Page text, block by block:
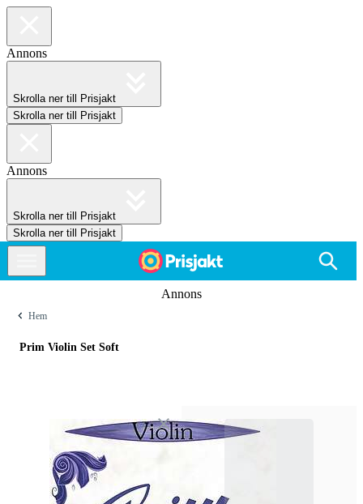
Annons
Skrolla ner till Prisjakt
Skrolla ner till Prisjakt
Annons
Skrolla ner till Prisjakt
Skrolla ner till Prisjakt
Annons
Hem
Prim Violin Set Soft